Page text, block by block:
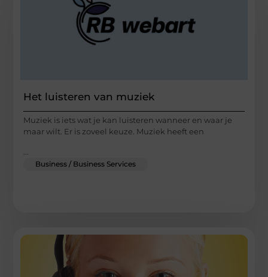
Het luisteren van muziek
Muziek is iets wat je kan luisteren wanneer en waar je
maar wilt. Er is zoveel keuze. Muziek heeft een
Business / Business Services